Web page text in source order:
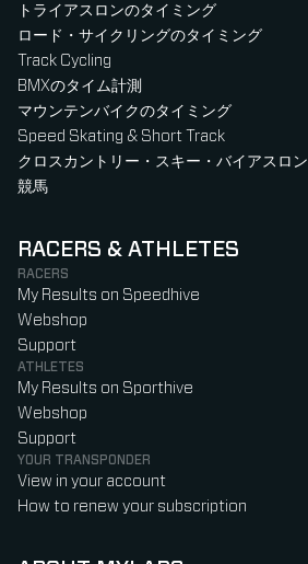
トライアスロンのタイミング
ロード・サイクリングのタイミング
Track Cycling
BMXのタイム計測
マウンテンバイクのタイミング
Speed Skating & Short Track
クロスカントリー・スキー・バイアスロン
競馬
RACERS & ATHLETES
RACERS
My Results on Speedhive
Webshop
Support
ATHLETES
My Results on Sporthive
Webshop
Support
YOUR TRANSPONDER
View in your account
How to renew your subscription